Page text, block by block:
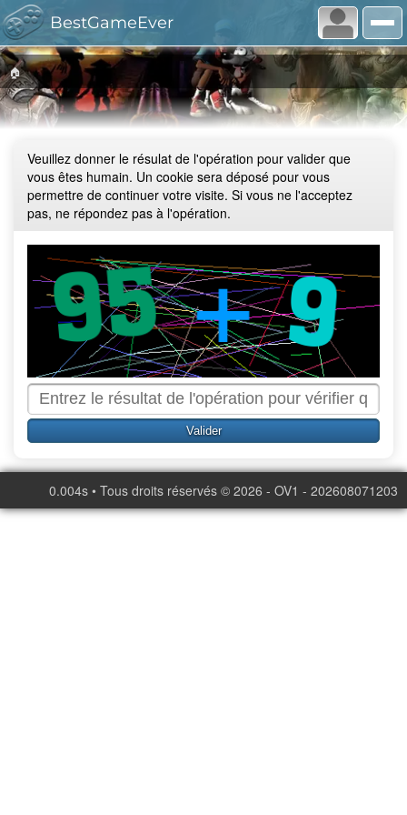
BestGameEver
🏠
Veuillez donner le résulat de l'opération pour valider que
vous êtes humain. Un cookie sera déposé pour vous
permettre de continuer votre visite. Si vous ne l'acceptez
pas, ne répondez pas à l'opération.
0.004s • Tous droits réservés © 2026 - OV1 - 202608071203